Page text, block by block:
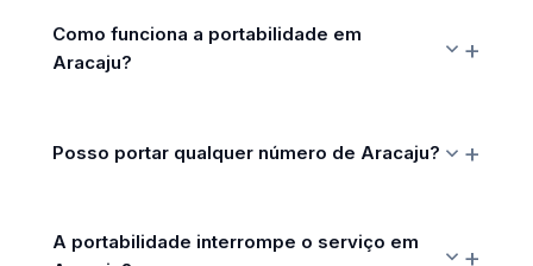
Como funciona a portabilidade em
Aracaju?
Posso portar qualquer número de Aracaju?
A portabilidade interrompe o serviço em